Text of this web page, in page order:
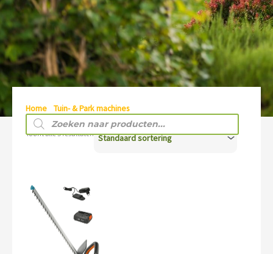
Home Tuin- & Park machines/ HEGGENSCHAREN
Producten
zoeken
Toont alle 5 resultaten